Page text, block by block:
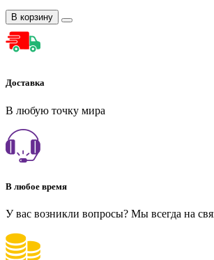
В корзину
Доставка
В любую точку мира
В любое время
У вас возникли вопросы? Мы всегда на